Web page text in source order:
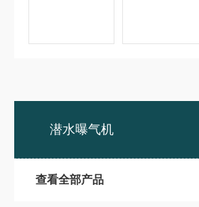
潜水曝气机
查看全部产品